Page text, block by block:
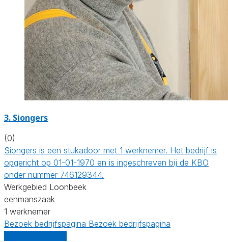
3. Siongers
(0)
Siongers is een stukadoor met 1 werknemer. Het bedrijf is
opgericht op 01-01-1970 en is ingeschreven bij de KBO
onder nummer 746129344.
Werkgebied Loonbeek
eenmanszaak
1 werknemer
Bezoek bedrijfspagina Bezoek bedrijfspagina